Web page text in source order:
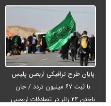
پایان طرح ترافیکی اربعین پلیس
با ثبت ۶۷ میلیون تردد / جان
باختن ۲۴ زائر در تصادفات اربعینی